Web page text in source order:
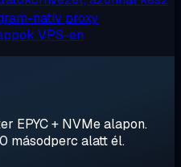
natív proxy
VPS-en
EPYC + NVMe alapon.
másodperc alatt él.